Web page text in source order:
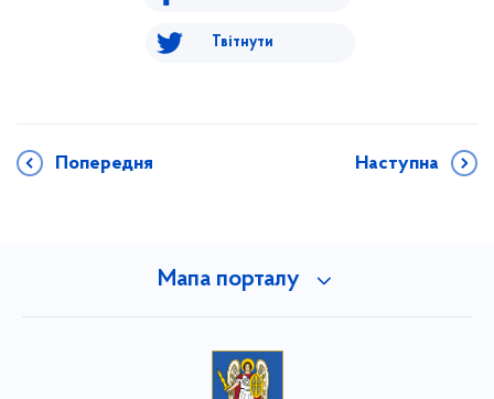
Твітнути
Попередня Наступна
Мапа порталу